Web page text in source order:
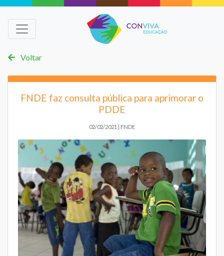
Voltar
FNDE faz consulta pública para aprimorar o
PDDE
02/02/2021 | FNDE